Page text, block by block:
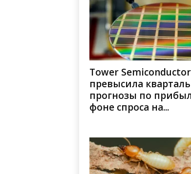
Tower Semiconductor
превысила
прогнозы по
фоне спроса на...